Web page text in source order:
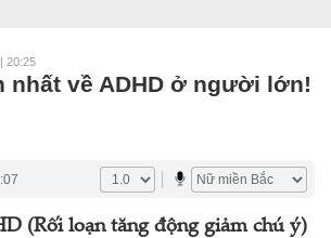
20:25
nhất về ADHD ở người lớn!
(Rối loạn tăng động giảm chú ý)